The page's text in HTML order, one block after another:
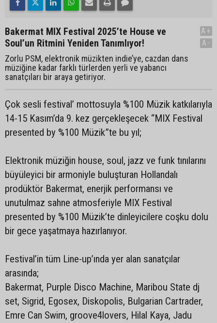
Bakermat MIX Festival 2025’te House ve
Soul’un Ritmini Yeniden Tanımlıyor!
Zorlu PSM, elektronik müzikten indie’ye, cazdan dans
müziğine kadar farklı türlerden yerli ve yabancı
sanatçıları bir araya getiriyor.
A+
A-
Çok sesli festival’ mottosuyla %100 Müzik katkılarıyla
14-15 Kasım’da 9. kez gerçekleşecek “MIX Festival
presented by %100 Müzik”te bu yıl;
Elektronik müziğin house, soul, jazz ve funk tınılarını
büyüleyici bir armoniyle buluşturan Hollandalı
prodüktör Bakermat, enerjik performansı ve
unutulmaz sahne atmosferiyle MIX Festival
presented by %100 Müzik’te dinleyicilere coşku dolu
bir gece yaşatmaya hazırlanıyor.
Festival’in tüm Line-up’ında yer alan sanatçılar
arasında;
Bakermat, Purple Disco Machine, Maribou State dj
set, Sigrid, Egosex, Diskopolis, Bulgarian Cartrader,
Emre Can Swim, groove4lovers, Hilal Kaya, Jadu